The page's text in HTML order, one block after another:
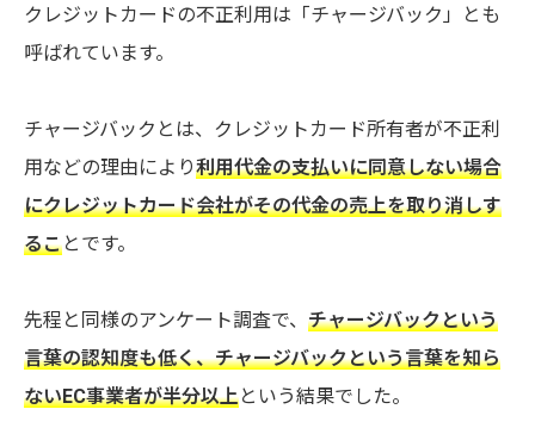
クレジットカードの不正利用は「チャージバック」とも
呼ばれています。
チャージバックとは、クレジットカード所有者が不正利
用などの理由により利用代金の支払いに同意しない場合
にクレジットカード会社がその代金の売上を取り消しす
ることです。
先程と同様のアンケート調査で、 チャージバックという
言葉の認知度も低く、チャージバックという言葉を知ら
ないEC事業者が半分以上という結果でした。